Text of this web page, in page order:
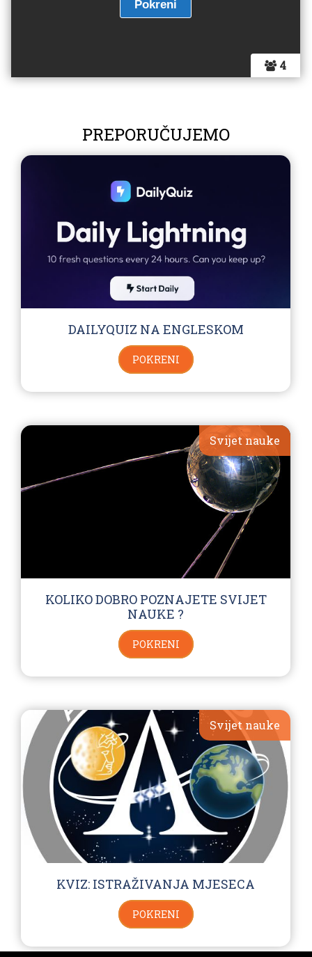
4
PREPORUČUJEMO
DAILYQUIZ NA ENGLESKOM
POKRENI
Svijet nauke
KOLIKO DOBRO POZNAJETE SVIJET
NAUKE ?
POKRENI
Svijet nauke
KVIZ: ISTRAŽIVANJA MJESECA
POKRENI